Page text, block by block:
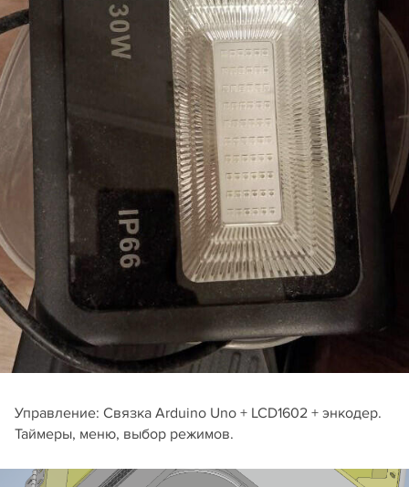
Управление: Связка Arduino Uno + LCD1602 + энкодер.
Таймеры, меню, выбор режимов.